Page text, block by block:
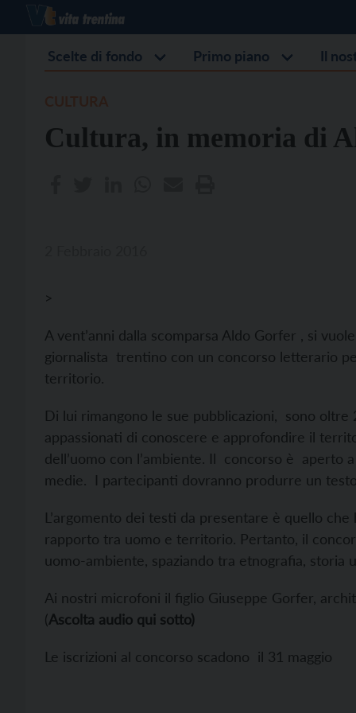
Scelte di fondo Primo piano Il
Cultura, in memoria di
>
A vent’anni dalla scomparsa Aldo Gorfer , si
giornalista trentino con un concorso letterario
territorio.
Di lui rimangono le sue pubblicazioni, sono
appassionati di conoscere e approfondire il
dell’uomo con l’ambiente. Il concorso è
medie. I partecipanti dovranno produrre un
L’argomento dei testi da presentare è quello
rapporto tra uomo e territorio. Pertanto, il
uomo-ambiente, spaziando tra etnografia, storia
Ai nostri microfoni il figlio Giuseppe Gorfer,
(Ascolta audio qui sotto)
Le iscrizioni al concorso scadono il 31 maggio